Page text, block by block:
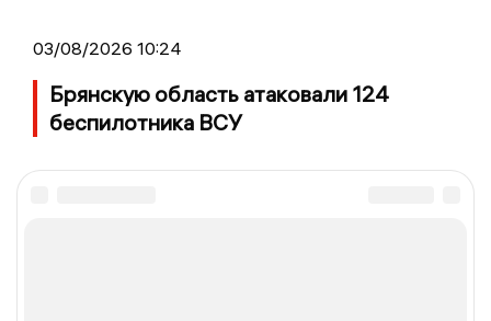
03/08/2026 10:24
Брянскую область атаковали 124
беспилотника ВСУ